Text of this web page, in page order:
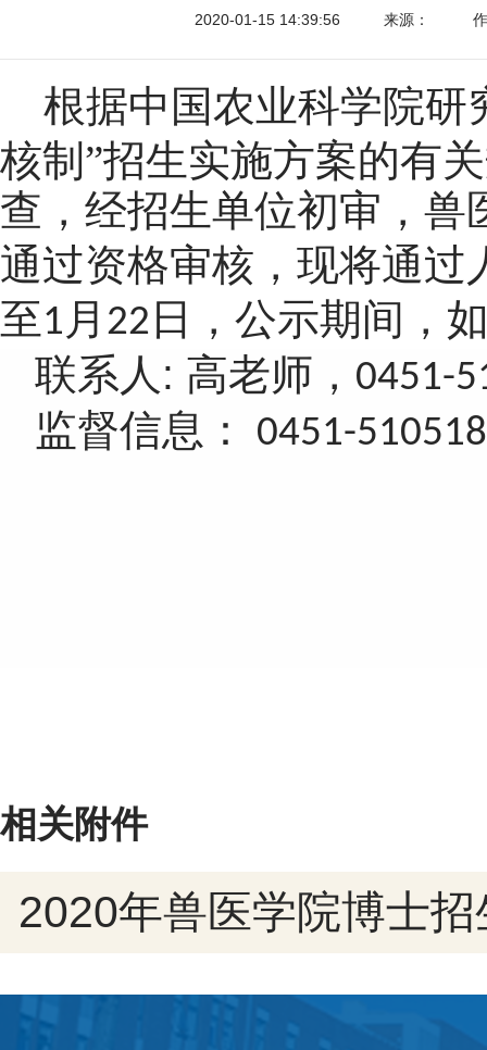
2020-01-15 14:39:56 来源：
根据中国农业科学院研
核制”招生实施方案的有
查，经招生单位初审，兽
通过资格审核，现将通过
至1 月 22 日，公示期间，
联系人 : 高老师， 0451-
监督信息： 0451-
相关附件
2020年兽医学院博士